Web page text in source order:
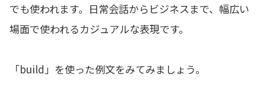
でも使われます。日常会話からビジネスまで、幅広い
場面で使われるカジュアルな表現です。
「build」を使った例文をみてみましょう。